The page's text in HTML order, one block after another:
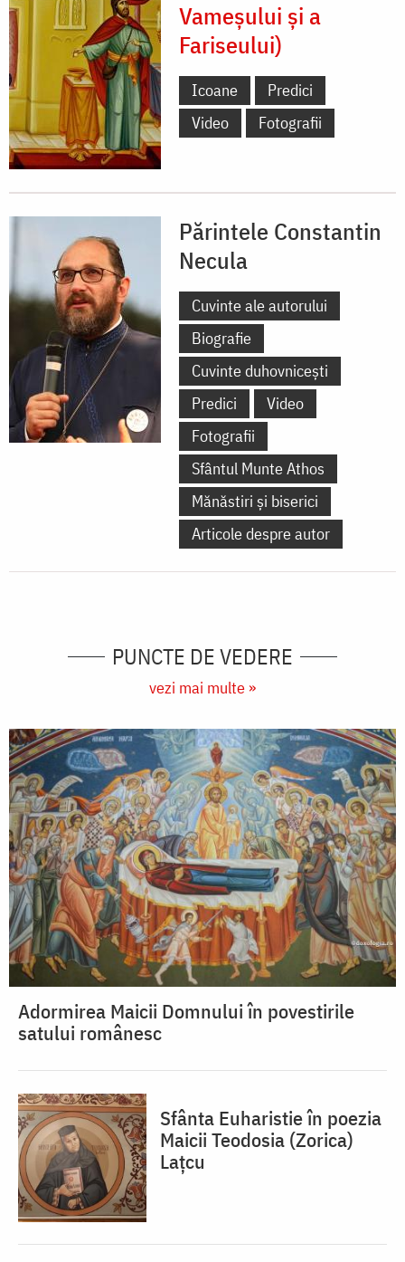
Vameșului și a
Fariseului)
Icoane
Predici
Video
Fotografii
Părintele Constantin
Necula
Cuvinte ale autorului
Biografie
Cuvinte duhovnicești
Predici
Video
Fotografii
Sfântul Munte Athos
Mănăstiri și biserici
Articole despre autor
PUNCTE DE VEDERE
vezi mai multe »
Adormirea Maicii Domnului în povestirile
satului românesc
Sfânta Euharistie în poezia
Maicii Teodosia (Zorica)
Lațcu